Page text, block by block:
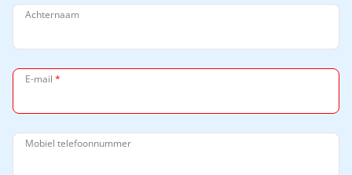
Achternaam
E-mail *
Mobiel telefoonnummer